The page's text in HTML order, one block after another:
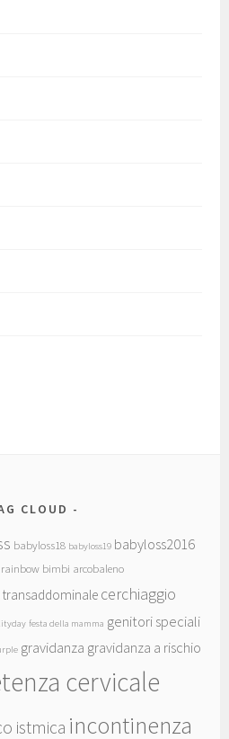
CLOUD
babyloss18 babyloss19 babyloss2016
bimbi arcobaleno
cerchiaggio
festa della mamma genitori speciali
gravidanza gravidanza a rischio
cervicale
istmica incontinenza